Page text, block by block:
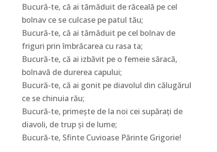
Bucură-te, că ai tămăduit de răceală pe cel
bolnav ce se culcase pe patul tău;
Bucură-te, că ai tămăduit pe cel bolnav de
friguri prin îmbrăcarea cu rasa ta;
Bucură-te, că ai izbăvit pe o femeie săracă,
bolnavă de durerea capului;
Bucură-te, că ai gonit pe diavolul din călugărul
ce se chinuia rău;
Bucură-te, primeşte de la noi cei supăraţi de
diavoli, de trup şi de lume;
Bucură-te, Sfinte Cuvioase Părinte Grigorie!